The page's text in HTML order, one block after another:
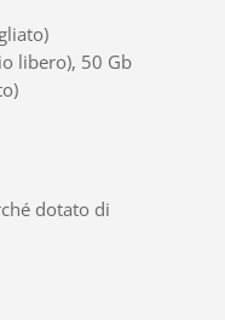
libero), 50 Gb
dotato di